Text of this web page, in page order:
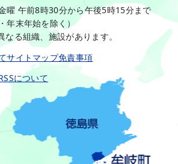
曜 午前8時30分から午後5時15分まで
年末年始を除く）
る組織、施設があります。
サイトマップ免責事項
について